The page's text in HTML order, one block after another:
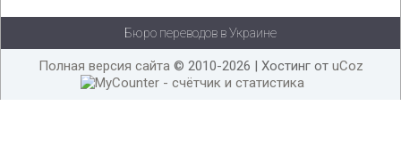
Бюро переводов в Украине
Полная версия сайта© 2010-2026 | Хостинг от uCoz